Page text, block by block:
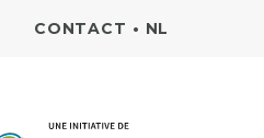
CONTACT • NL